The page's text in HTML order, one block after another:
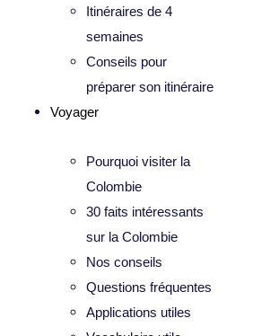
Itinéraires de 4
semaines
Conseils pour
préparer son itinéraire
Voyager
Pourquoi visiter la
Colombie
30 faits intéressants
sur la Colombie
Nos conseils
Questions fréquentes
Applications utiles